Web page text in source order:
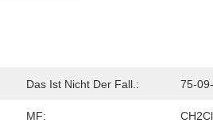
Das Ist Nicht Der Fall.: 75-
MF: